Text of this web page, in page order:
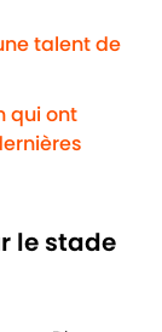
talent de
qui ont
le stade